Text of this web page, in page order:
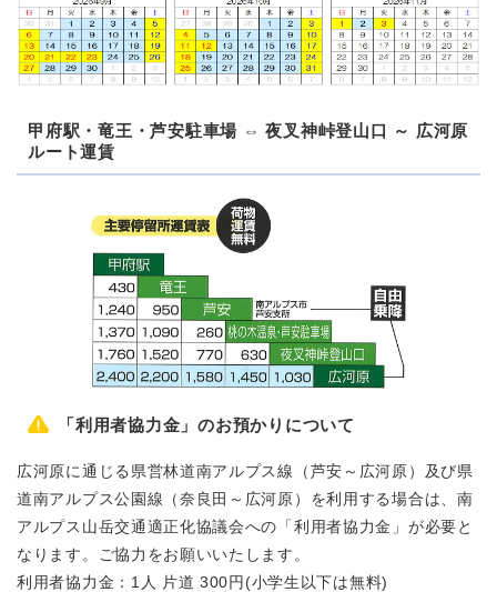
甲府駅・竜王・芦安駐車場 ⇔ 夜叉神峠登山口 ～ 広河原
ルート運賃
「利用者協力金」のお預かりについて
広河原に通じる県営林道南アルプス線（芦安～広河原）及び県
道南アルプス公園線（奈良田～広河原）を利用する場合は、南
アルプス山岳交通適正化協議会への「利用者協力金」が必要と
なります。ご協力をお願いいたします。
利用者協力金：1人 片道 300円(小学生以下は無料)